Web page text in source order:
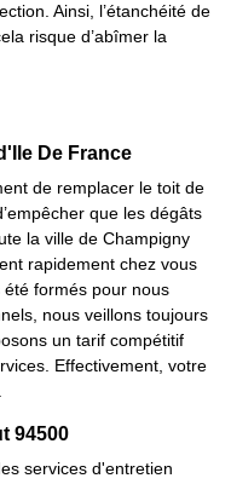
Ainsi, l’étanchéité de
risque d’abîmer la
De France
de remplacer le toit de
que les dégâts
la ville de Champigny
rapidement chez vous
formés pour nous
nous veillons toujours
un tarif compétitif
Effectivement, votre
94500
services d'entretien